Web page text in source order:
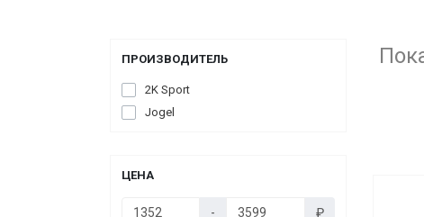
ПРОИЗВОДИТЕЛЬ
2K Sport
Jogel
ЦЕНА
- ₽